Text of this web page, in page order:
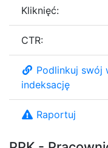
Kliknięć:
CTR:
Podlinkuj swój
indeksację
Raportuj